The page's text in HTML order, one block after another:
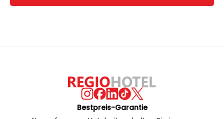
Bestpreis-Garantie